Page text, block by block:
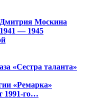
Дмитрия Москина
— 1945
«Сестра таланта»
«Ремарка»
1991-го…